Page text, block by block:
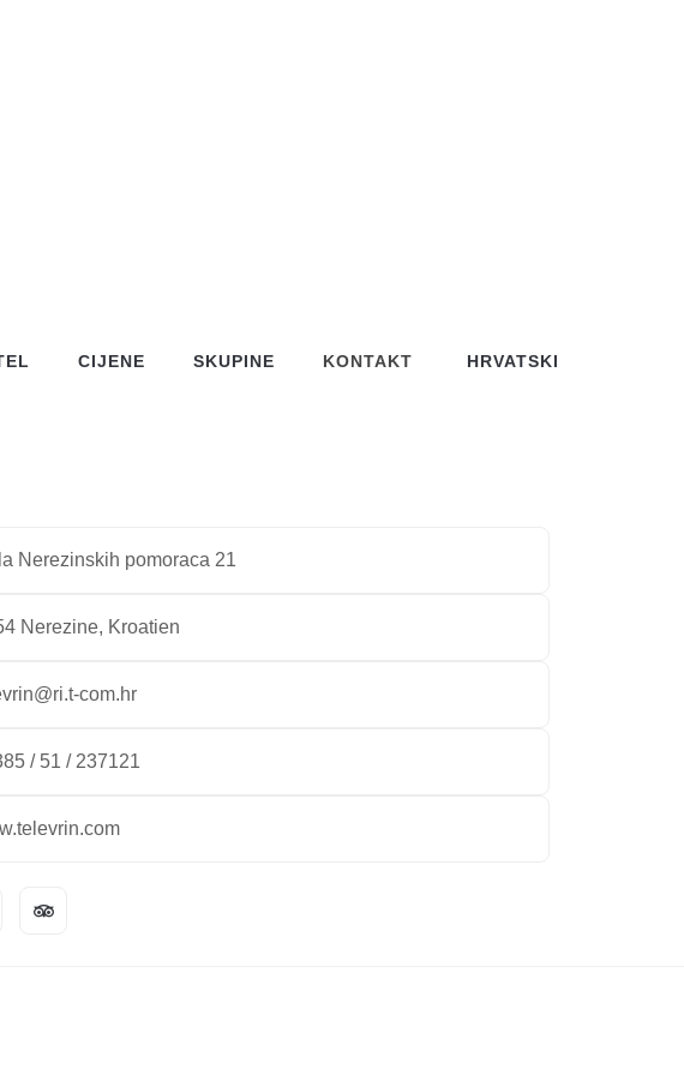
CIJENE SKUPINE KONTAKT HRVATSKI
Nerezinskih pomoraca 21
Nerezine, Kroatien
com.hr
/ 51 / 237121